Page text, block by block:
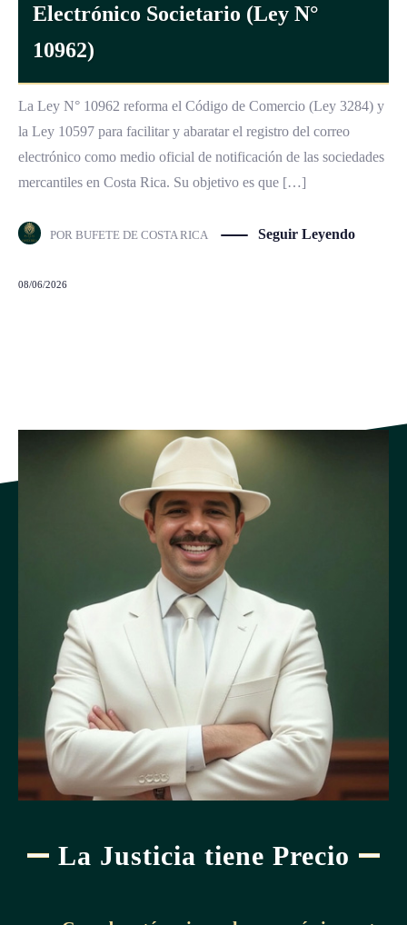
Electrónico Societario (Ley N°
10962)
La Ley N° 10962 reforma el Código de Comercio (Ley 3284) y
la Ley 10597 para facilitar y abaratar el registro del correo
electrónico como medio oficial de notificación de las sociedades
mercantiles en Costa Rica. Su objetivo es que […]
POR BUFETE DE COSTA RICA Seguir Leyendo
08/06/2026
La Justicia tiene Precio